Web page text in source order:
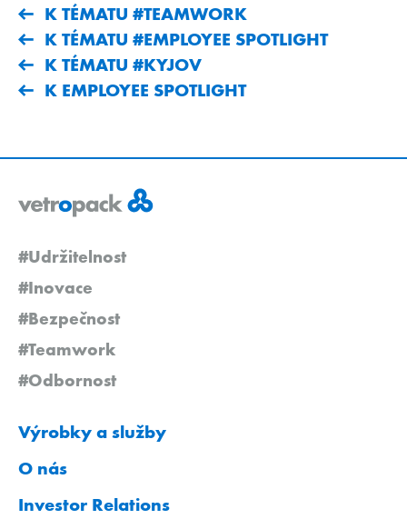
K TÉMATU #TEAMWORK
K TÉMATU #EMPLOYEE SPOTLIGHT
K TÉMATU #KYJOV
K EMPLOYEE SPOTLIGHT
#Udržitelnost
#Inovace
#Bezpečnost
#Teamwork
#Odbornost
Výrobky a služby
O nás
Investor Relations